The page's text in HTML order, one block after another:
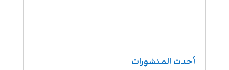
أحدث المنشورات